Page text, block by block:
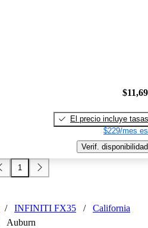
El precio incluye tasas
$229/mes
Verif. disponibilidad
1
/ INFINITI FX35 /
California
Auburn